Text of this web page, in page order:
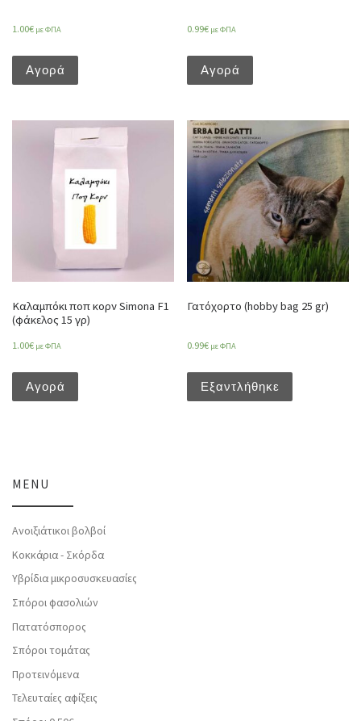
1.00€ με ΦΠΑ
Αγορά
0.99€ με ΦΠΑ
Αγορά
Καλαμπόκι ποπ κορν Simona F1
(φάκελος 15 γρ)
1.00€ με ΦΠΑ
Αγορά
Γατόχορτο (hobby bag 25 gr)
0.99€ με ΦΠΑ
Εξαντλήθηκε
MENU
Ανοιξιάτικοι βολβοί
Κοκκάρια - Σκόρδα
Υβρίδια μικροσυσκευασίες
Σπόροι φασολιών
Πατατόσπορος
Σπόροι τομάτας
Προτεινόμενα
Τελευταίες αφίξεις